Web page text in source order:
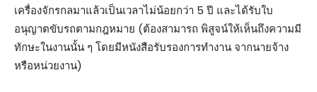
เครื่องจักรกลมาแล้วเป็นเวลาไม่น้อยกว่า 5 ปี และได้รับใบ
อนุญาตขับรถตามกฎหมาย (ต้องสามารถ พิสูจน์ให้เห็นถึงความมี
ทักษะในงานนั้น ๆ โดยมีหนังสือรับรองการทำงาน จากนายจ้าง
หรือหน่วยงาน)